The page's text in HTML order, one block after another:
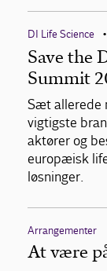
DI Life Science •
Save the
Summit
Sæt allerede
vigtigste
aktører og
europæisk
løsninger.
Arrangementer
At være